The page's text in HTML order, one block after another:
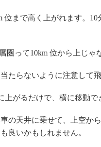
位まで高く上がれます。
圏って10km 位から上じゃ
たらないように注意して飛
上がるだけで、横に移動で
の天井に乗せて、上空か
良いかもしれません。